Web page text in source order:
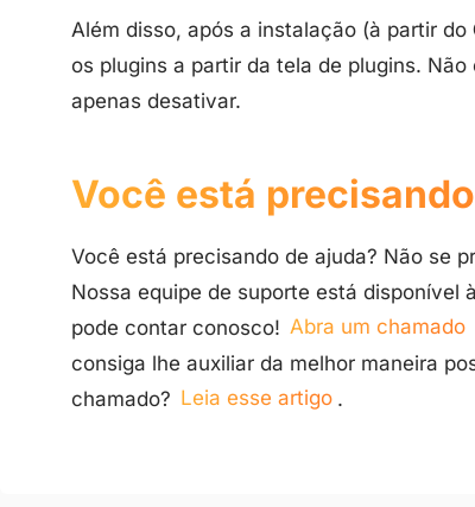
Além disso, após a instalação (à partir do
os plugins a partir da tela de plugins.
apenas desativar.
Você está
Você está precisando de ajuda? Não se
Nossa equipe de suporte está disponível
pode contar conosco! Abra um chamado
consiga lhe auxiliar da melhor maneira
chamado? Leia esse artigo .